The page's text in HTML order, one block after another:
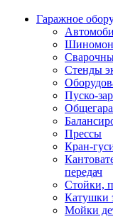
Гаражное
Стенды
Пуско-
Прессы
Кран-
передач
Стойки,
Катушки
Мойки